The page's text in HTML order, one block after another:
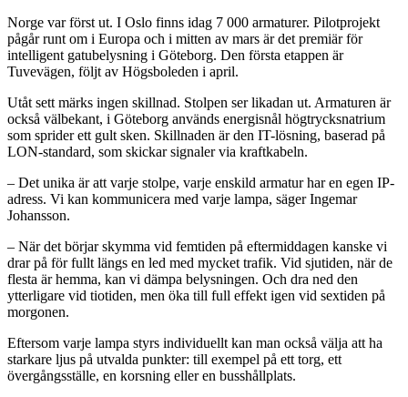
Norge var först ut. I Oslo finns idag 7 000 armaturer. Pilotprojekt
pågår runt om i Europa och i mitten av mars är det premiär för
intelligent gatubelysning i Göteborg. Den första etappen är
Tuvevägen, följt av Högsboleden i april.
Utåt sett märks ingen skillnad. Stolpen ser likadan ut. Armaturen är
också välbekant, i Göteborg används energisnål högtrycksnatrium
som sprider ett gult sken. Skillnaden är den IT-lösning, baserad på
LON-standard, som skickar signaler via kraftkabeln.
– Det unika är att varje stolpe, varje enskild armatur har en egen IP-
adress. Vi kan kommunicera med varje lampa, säger Ingemar
Johansson.
– När det börjar skymma vid femtiden på eftermiddagen kanske vi
drar på för fullt längs en led med mycket trafik. Vid sjutiden, när de
flesta är hemma, kan vi dämpa belysningen. Och dra ned den
ytterligare vid tiotiden, men öka till full effekt igen vid sextiden på
morgonen.
Eftersom varje lampa styrs individuellt kan man också välja att ha
starkare ljus på utvalda punkter: till exempel på ett torg, ett
övergångsställe, en korsning eller en busshållplats.